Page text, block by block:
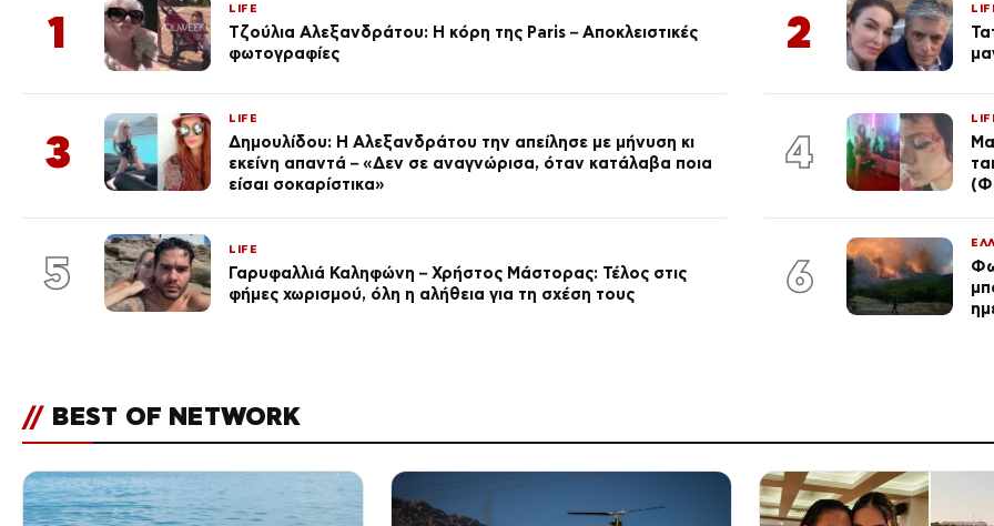
1 LIFE
Τζούλια Αλεξανδράτου: Η κόρη της Paris – Αποκλειστικές
φωτογραφίες
2
3
LIFE
Δημουλίδου: Η Αλεξανδράτου την απείλησε με μήνυση κι
εκείνη απαντά – «Δεν σε αναγνώρισα, όταν κατάλαβα ποια
είσαι σοκαρίστικα»
4
5 LIFE
Γαρυφαλλιά Καληφώνη – Χρήστος Μάστορας: Τέλος στις
φήμες χωρισμού, όλη η αλήθεια για τη σχέση τους
6
// BEST OF NETWORK